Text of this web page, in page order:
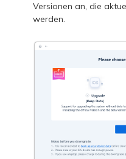
Versionen an, die
werden.